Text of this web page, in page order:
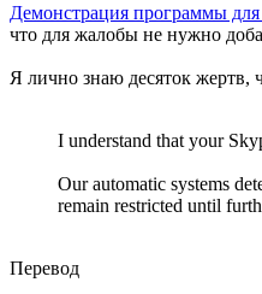
Демонстрация программы
что для жалобы не нужно
Я лично знаю десяток жертв,
I understand that your
Our automatic systems
remain restricted until
Перевод